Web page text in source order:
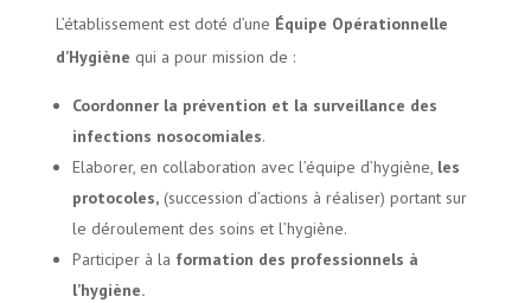
L’établissement est doté d’une Équipe Opérationnelle
d’Hygiène qui a pour mission de :
Coordonner la prévention et la surveillance des
infections nosocomiales.
Elaborer, en collaboration avec l’équipe d’hygiène, les
protocoles,(succession d’actions à réaliser) portant sur
le déroulement des soins et l’hygiène.
Participer à la formation des professionnels à
l’hygiène.